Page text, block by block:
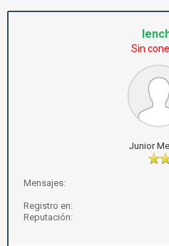
Sin
Junior
Mensajes:
Registro en:
Reputación: